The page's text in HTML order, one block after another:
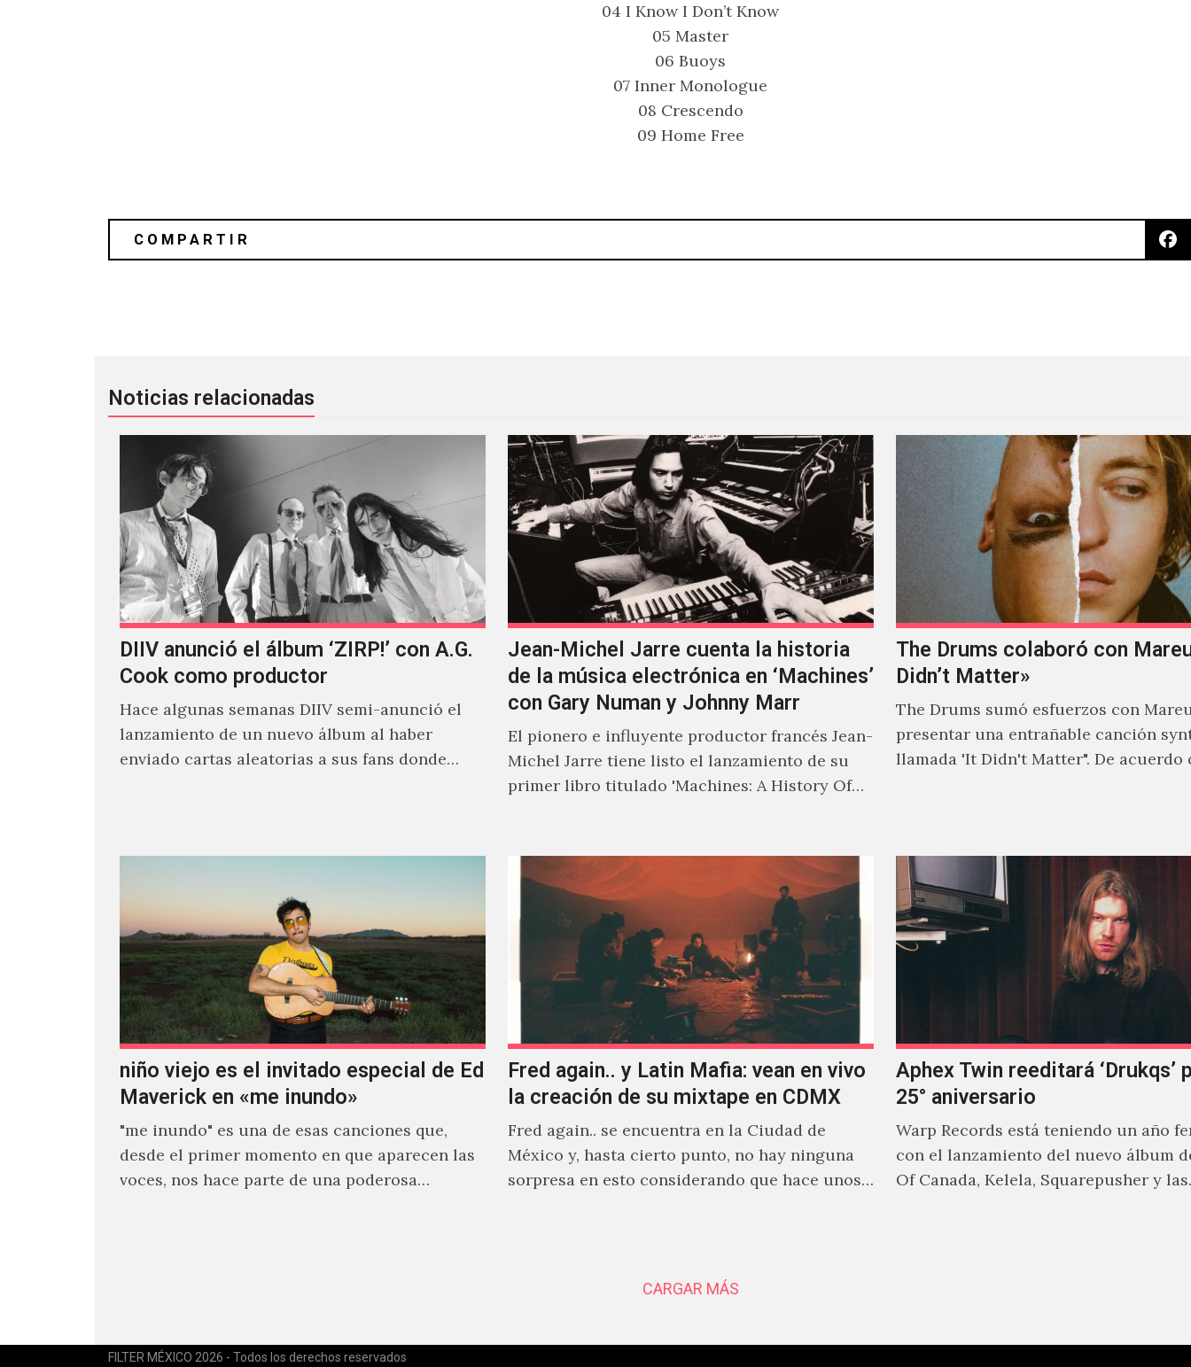
04 I Know I Don’t Know
05 Master
06 Buoys
07 Inner Monologue
08 Crescendo
09 Home Free
Noticias relacionadas
DIIV anunció el álbum ‘ZIRP!’ con A.G.
Cook como productor
Hace algunas semanas DIIV semi-anunció el
lanzamiento de un nuevo álbum al haber
enviado cartas aleatorias a sus fans donde
Jean-Michel Jarre cuenta la historia
de la música electrónica en ‘Machines’
con Gary Numan y Johnny Marr
El pionero e influyente productor francés Jean-
Michel Jarre tiene listo el lanzamiento de su
primer libro titulado 'Machines: A History Of
The Drums colaboró con
Didn’t Matter»
The Drums sumó esfuerzos con
presentar una entrañable canción
llamada 'It Didn't Matter". De acuerdo
niño viejo es el invitado especial de Ed
Maverick en «me inundo»
"me inundo" es una de esas canciones que,
desde el primer momento en que aparecen las
voces, nos hace parte de una poderosa
Fred again.. y Latin Mafia: vean en vivo
la creación de su mixtape en CDMX
Fred again.. se encuentra en la Ciudad de
México y, hasta cierto punto, no hay ninguna
sorpresa en esto considerando que hace unos
Aphex Twin reeditará ‘Drukqs’
25° aniversario
Warp Records está teniendo un año
con el lanzamiento del nuevo álbum
Of Canada, Kelela, Squarepusher y las
CARGAR MÁS
FILTER MÉXICO 2026 - Todos los derechos reservados